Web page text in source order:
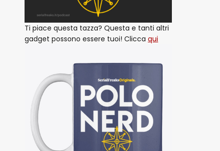
Ti piace questa tazza? Questa e tanti altri
gadget possono essere tuoi! Clicca qui